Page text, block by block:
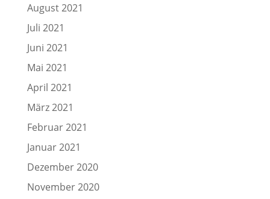
August 2021
Juli 2021
Juni 2021
Mai 2021
April 2021
März 2021
Februar 2021
Januar 2021
Dezember 2020
November 2020